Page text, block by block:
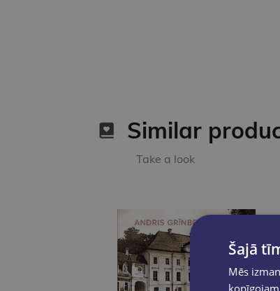
Similar
Take a look
Šajā
Mēs